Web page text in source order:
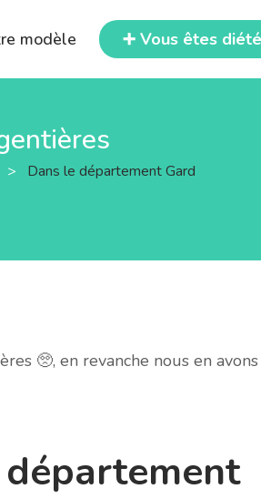
modèle ➕ Vous êtes
>
Dans le département Gard
🥺, en revanche nous en